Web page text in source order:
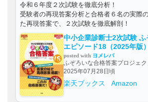
令和６年度２次試験を徹底分析！
受験者の再現答案分析と合格者６名の実際
た再現答案で、２次試験を徹底解剖！
中小企業診断士2次試験
エピソード18（2025年版）
posted with ヨメレバ
ふぞろいな合格答案プロジェ
2025年07月28日頃
楽天ブックス Amazon